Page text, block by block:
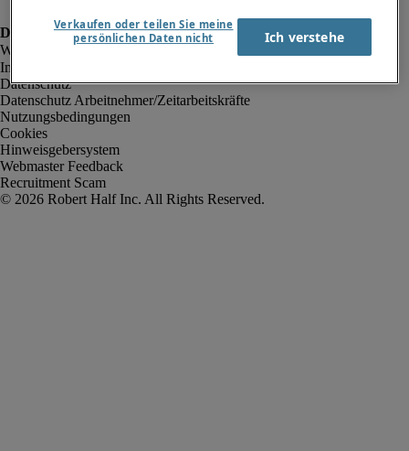
Impressum
Datenschutz
Datenschutz Arbeitnehmer/Zeitarbeitskräfte
Nutzungsbedingungen
Cookies
Hinweisgebersystem
Webmaster Feedback
Recruitment Scam
Verkaufen oder teilen Sie meine
persönlichen Daten nicht
Ich verstehe